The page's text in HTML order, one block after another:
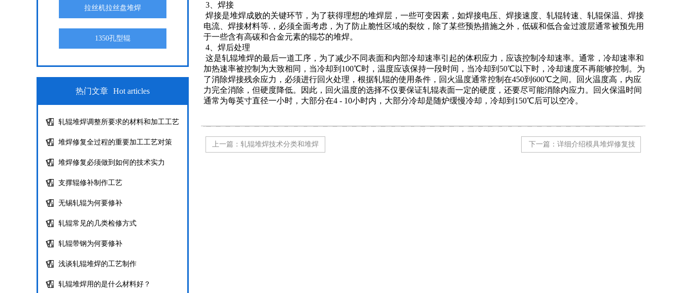
拉丝机拉丝盘堆焊
1350孔型辊
热门文章 Hot articles
轧辊堆焊调整所要求的材料和加工工艺
堆焊修复全过程的重要加工工艺对策
堆焊修复必须做到如何的技术实力
支撑辊修补制作工艺
无锡轧辊为何要修补
轧辊常见的几类检修方式
轧辊带钢为何要修补
浅谈轧辊堆焊的工艺制作
轧辊堆焊用的是什么材料好？
3、焊接
焊接是堆焊成败的关键环节，为了获得理想的堆焊层，一些可变因素，如焊接电压、焊接速度、轧辊转速、轧辊保温、焊接
电流、焊接材料等.，必须全面考虑，为了防止脆性区域的裂纹，除了某些预热措施之外，低碳和低合金过渡层通常被预先用
于一些含有高碳和合金元素的辊芯的堆焊。
4、焊后处理
这是轧辊堆焊的最后一道工序，为了减少不同表面和内部冷却速率引起的体积应力，应该控制冷却速率。通常，冷却速率和
加热速率被控制为大致相同，当冷却到100℃时，温度应该保持一段时间，当冷却到50℃以下时，冷却速度不再能够控制。为
了消除焊接残余应力，必须进行回火处理，根据轧辊的使用条件，回火温度通常控制在450到600℃之间。回火温度高，内应
力完全消除，但硬度降低。因此，回火温度的选择不仅要保证轧辊表面一定的硬度，还要尽可能消除内应力。回火保温时间
通常为每英寸直径一小时，大部分在4 - 10小时内，大部分冷却是随炉缓慢冷却，冷却到150℃后可以空冷。
上一篇：轧辊堆焊技术分类和堆焊
下一篇：详细介绍模具堆焊修复技